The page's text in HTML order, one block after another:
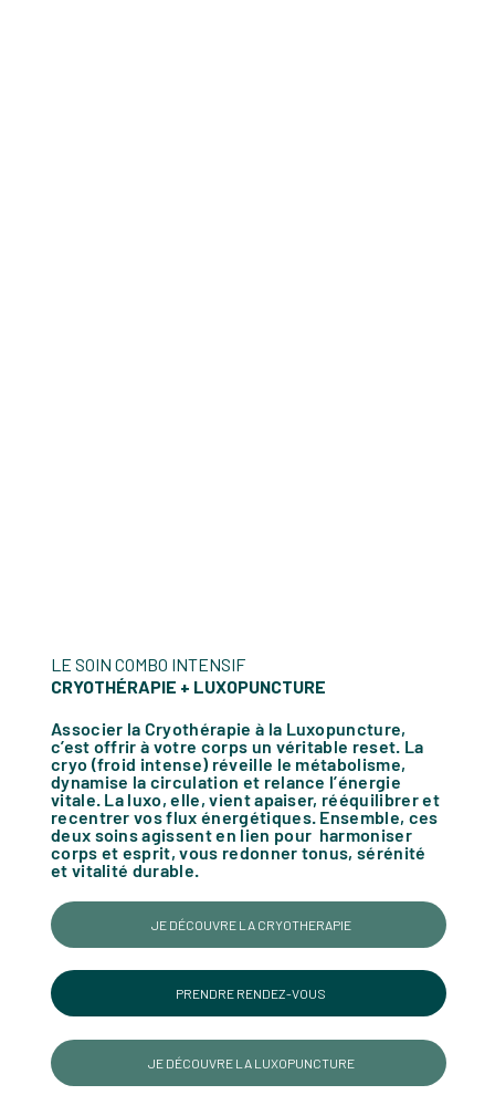
LE SOIN COMBO INTENSIF
CRYOTHÉRAPIE + LUXOPUNCTURE
Associer la Cryothérapie à la Luxopuncture,
c’est offrir à votre corps un véritable reset. La
cryo (froid intense) réveille le métabolisme,
dynamise la circulation et relance l’énergie
vitale. La luxo, elle, vient apaiser, rééquilibrer et
recentrer vos flux énergétiques. Ensemble, ces
deux soins agissent en lien pour harmoniser
corps et esprit, vous redonner tonus, sérénité
et vitalité durable.
PRENDRE RENDEZ-VOUS
JE DÉCOUVRE LA CRYOTHERAPIE
JE DÉCOUVRE LA LUXOPUNCTURE